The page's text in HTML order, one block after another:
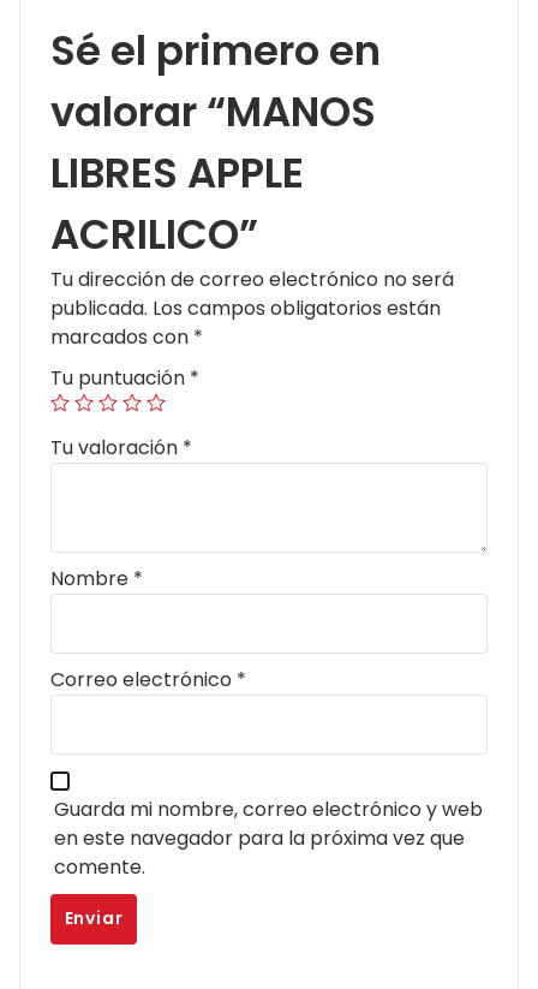
Sé el primero en
valorar “MANOS
LIBRES APPLE
ACRILICO”
Tu dirección de correo electrónico no será
publicada. Los campos obligatorios están
marcados con *
Tu puntuación *
Tu valoración *
Nombre *
Correo electrónico *
Guarda mi nombre, correo electrónico y web
en este navegador para la próxima vez que
comente.